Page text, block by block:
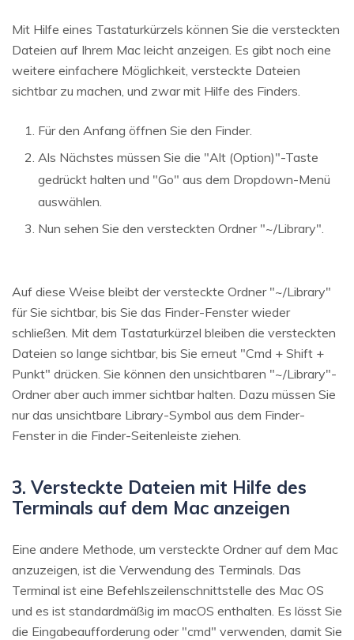
Mit Hilfe eines Tastaturkürzels können Sie die versteckten
Dateien auf Ihrem Mac leicht anzeigen. Es gibt noch eine
weitere einfachere Möglichkeit, versteckte Dateien
sichtbar zu machen, und zwar mit Hilfe des Finders.
Für den Anfang öffnen Sie den Finder.
Als Nächstes müssen Sie die "Alt (Option)"-Taste
gedrückt halten und "Go" aus dem Dropdown-Menü
auswählen.
Nun sehen Sie den versteckten Ordner "~/Library".
Auf diese Weise bleibt der versteckte Ordner "~/Library"
für Sie sichtbar, bis Sie das Finder-Fenster wieder
schließen. Mit dem Tastaturkürzel bleiben die versteckten
Dateien so lange sichtbar, bis Sie erneut "Cmd + Shift +
Punkt" drücken. Sie können den unsichtbaren "~/Library"-
Ordner aber auch immer sichtbar halten. Dazu müssen Sie
nur das unsichtbare Library-Symbol aus dem Finder-
Fenster in die Finder-Seitenleiste ziehen.
3. Versteckte Dateien mit Hilfe des
Terminals auf dem Mac anzeigen
Eine andere Methode, um versteckte Ordner auf dem Mac
anzuzeigen, ist die Verwendung des Terminals. Das
Terminal ist eine Befehlszeilenschnittstelle des Mac OS
und es ist standardmäßig im macOS enthalten. Es lässt Sie
die Eingabeaufforderung oder "cmd" verwenden, damit Sie